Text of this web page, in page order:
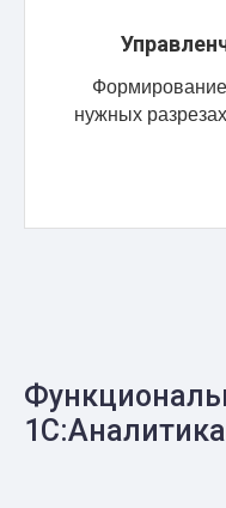
Формирование
нужных
1С:Аналитика